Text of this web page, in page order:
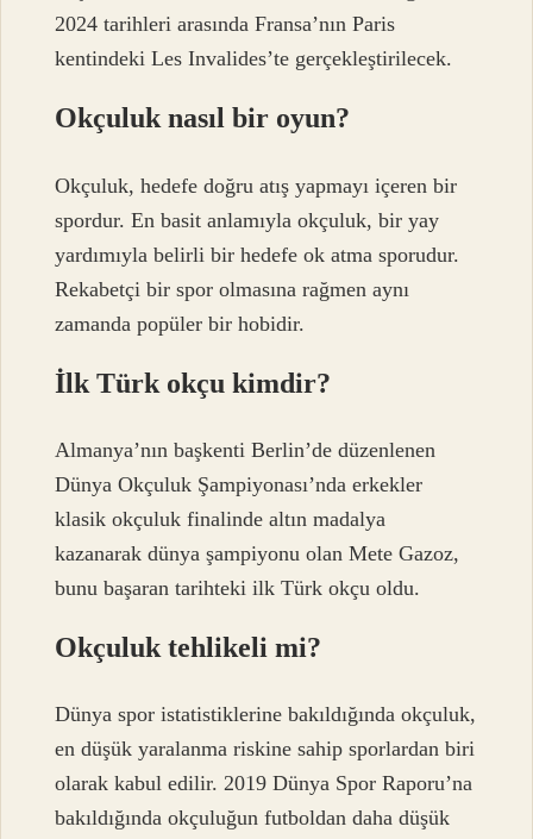
2024 tarihleri ​​arasında Fransa’nın Paris
kentindeki Les Invalides’te gerçekleştirilecek.
Okçuluk nasıl bir oyun?
Okçuluk, hedefe doğru atış yapmayı içeren bir
spordur. En basit anlamıyla okçuluk, bir yay
yardımıyla belirli bir hedefe ok atma sporudur.
Rekabetçi bir spor olmasına rağmen aynı
zamanda popüler bir hobidir.
İlk Türk okçu kimdir?
Almanya’nın başkenti Berlin’de düzenlenen
Dünya Okçuluk Şampiyonası’nda erkekler
klasik okçuluk finalinde altın madalya
kazanarak dünya şampiyonu olan Mete Gazoz,
bunu başaran tarihteki ilk Türk okçu oldu.
Okçuluk tehlikeli mi?
Dünya spor istatistiklerine bakıldığında okçuluk,
en düşük yaralanma riskine sahip sporlardan biri
olarak kabul edilir. 2019 Dünya Spor Raporu’na
bakıldığında okçuluğun futboldan daha düşük